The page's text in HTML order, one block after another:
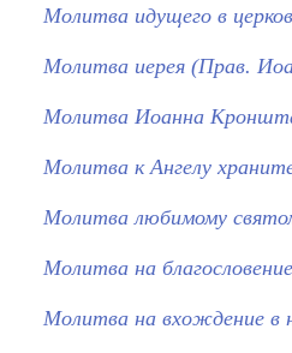
Молитва идущего в
Молитва иерея (Прав.
Молитва Иоанна
Молитва к Ангелу
Молитва любимому
Молитва на
Молитва на вхождение в